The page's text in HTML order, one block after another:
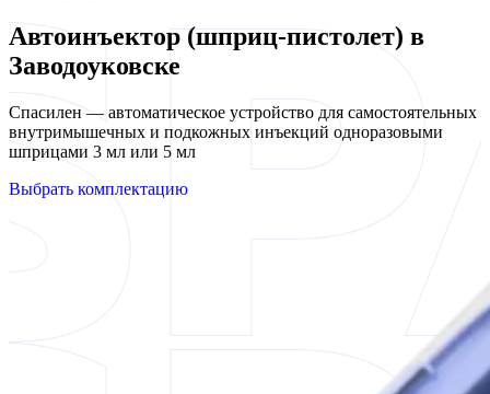
Автоинъектор (шприц-пистолет) в
Заводоуковске
Спасилен — автоматическое устройство для самостоятельных
внутримышечных и подкожных инъекций одноразовыми
шприцами 3 мл или 5 мл
Выбрать комплектацию